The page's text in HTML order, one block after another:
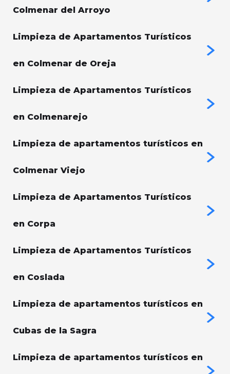
Colmenar del Arroyo
Limpieza de Apartamentos Turísticos
en Colmenar de Oreja
Limpieza de Apartamentos Turísticos
en Colmenarejo
Limpieza de apartamentos turísticos en
Colmenar Viejo
Limpieza de Apartamentos Turísticos
en Corpa
Limpieza de Apartamentos Turísticos
en Coslada
Limpieza de apartamentos turísticos en
Cubas de la Sagra
Limpieza de apartamentos turísticos en